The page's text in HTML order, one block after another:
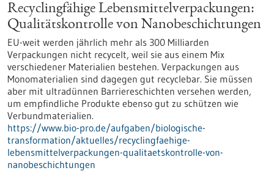
Recyclingfähige Lebensmittelverpackungen:
Qualitätskontrolle von Nanobeschichtungen
EU-weit werden jährlich mehr als 300 Milliarden
Verpackungen nicht recycelt, weil sie aus einem Mix
verschiedener Materialien bestehen. Verpackungen aus
Mono­materialien sind dagegen gut recyclebar. Sie müssen
aber mit ultradünnen Barriere­schichten versehen werden,
um empfindliche Produkte ebenso gut zu schützen wie
Verbundmaterialien.
https://www.bio-pro.de/aufgaben/biologische-
transformation/aktuelles/recyclingfaehige-
lebensmittelverpackungen-qualitaetskontrolle-von-
nanobeschichtungen